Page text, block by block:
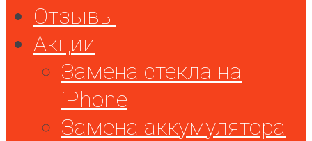
Отзывы
Акции
Замена стекла на
iPhone
Замена аккумулятора